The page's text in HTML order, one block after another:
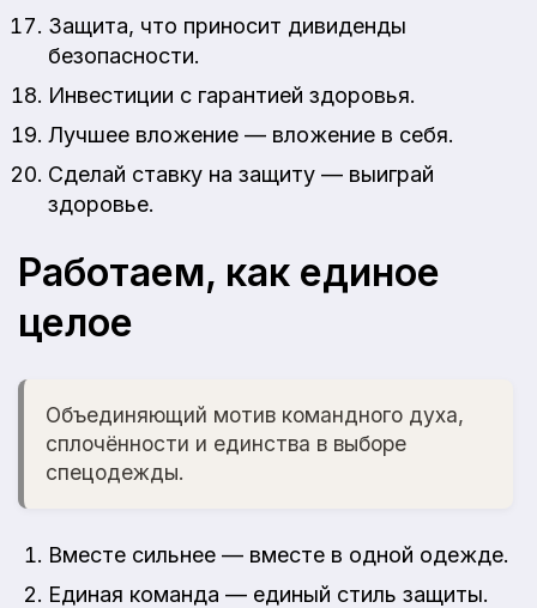
Защита, что приносит дивиденды
безопасности.
Инвестиции с гарантией здоровья.
Лучшее вложение — вложение в себя.
Сделай ставку на защиту — выиграй
здоровье.
Работаем, как единое
целое
Объединяющий мотив командного духа,
сплочённости и единства в выборе
спецодежды.
Вместе сильнее — вместе в одной одежде.
Единая команда — единый стиль защиты.